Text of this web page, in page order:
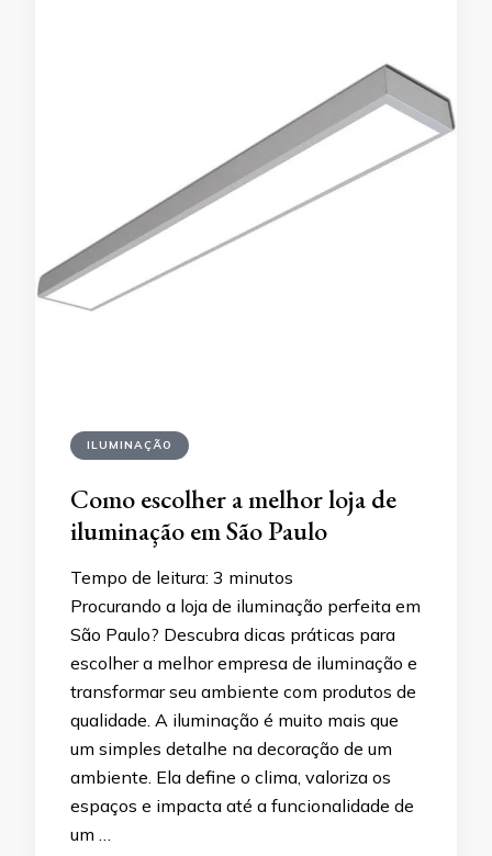
ILUMINAÇÃO
Como escolher a melhor loja de
iluminação em São Paulo
Tempo de leitura: 3 minutos
Procurando a loja de iluminação perfeita em
São Paulo? Descubra dicas práticas para
escolher a melhor empresa de iluminação e
transformar seu ambiente com produtos de
qualidade. A iluminação é muito mais que
um simples detalhe na decoração de um
ambiente. Ela define o clima, valoriza os
espaços e impacta até a funcionalidade de
um …